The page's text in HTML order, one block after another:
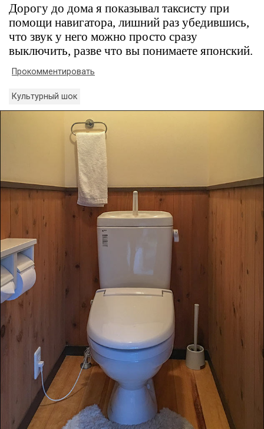
Дорогу до дома я показывал таксисту при
помощи навигатора, лишний раз убедившись,
что звук у него можно просто сразу
выключить, разве что вы понимаете японский.
Прокомментировать
Культурный шок